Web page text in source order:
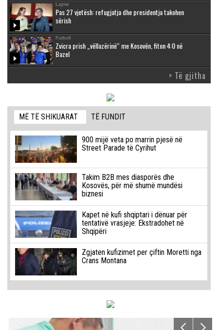
Lajme
Pas 27 vjetësh: refugjatja dhe presidentja takohen
sërish
Futboll
Zvicra prish „vëllazërinë“ me Kosovën, fiton 4:0 në
Bazel
> Të gjitha
MË TË SHIKUARAT TË FUNDIT
900 mijë veta po marrin pjesë në
Street Parade të Cyrihut
Takim B2B mes diasporës dhe
Kosovës, për më shumë mundësi
biznesi
Kapet në kufi shqiptari i dënuar për
tentativë vrasjeje: Ekstradohet në
Shqipëri
Zgjaten kufizimet per çiftin Moretti nga
Crans Montana